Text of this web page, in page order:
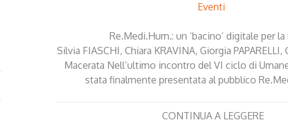
Eventi
Re.Medi.Hum.: un ‘bacino’ digitale per la
Silvia FIASCHI, Chiara KRAVINA, Giorgia
Macerata Nell’ultimo incontro del VI ciclo di
stata finalmente presentata al pubblico
CONTINUA A LEGGERE